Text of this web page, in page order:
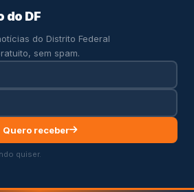
do DF
do Distrito Federal
sem spam.
Quero receber
quiser.